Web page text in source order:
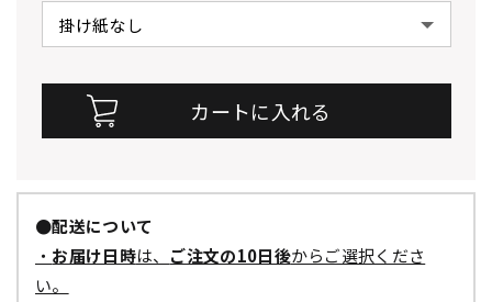
●配送について
・ お届け日時は、 ご注文の10日後からご選択くださ
い。